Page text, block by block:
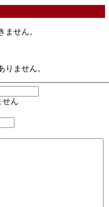
ません。
りません。
せん